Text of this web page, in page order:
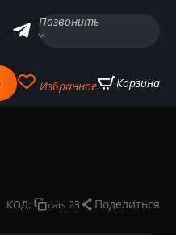
Позвонить
Избранное Корзина
КОД: сats 23 Поделиться